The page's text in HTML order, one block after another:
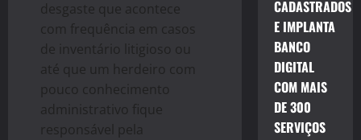
desgaste que acontece
com frequência em casos
de inventário litigioso ou
até que um herdeiro com
pouco conhecimento
administrativo fique
responsável pela
CADASTRADOS
E IMPLANTA
BANCO
DIGITAL
COM MAIS
DE 300
SERVIÇOS